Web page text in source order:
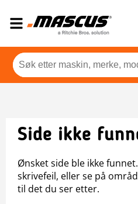
Side ikke
Ønsket side ble ikke
skrivefeil, eller se på
til det du ser etter.